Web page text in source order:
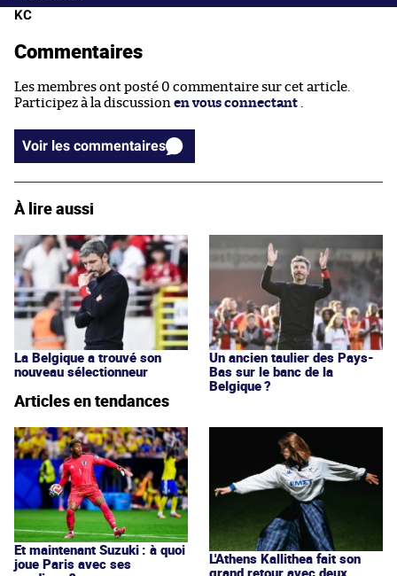
KC
Commentaires
Les membres ont posté 0 commentaire sur cet article.
Participez à la discussion en vous connectant
Voir les commentaires
À lire aussi
La Belgique a trouvé son
nouveau sélectionneur
Un ancien taulier des Pays-
Bas sur le banc de la
Belgique ?
Articles en tendances
Et maintenant Suzuki : à quoi
joue Paris avec ses
L'Athens Kallithea fait son
grand retour avec deux